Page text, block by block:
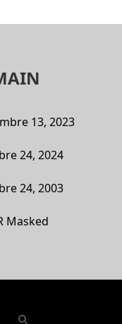
13, 2023
24, 2024
24, 2003
Masked